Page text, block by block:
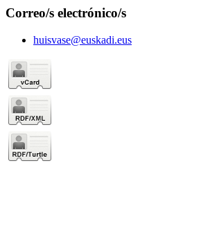
Correo/s electrónico/s
huisvase@euskadi.eus